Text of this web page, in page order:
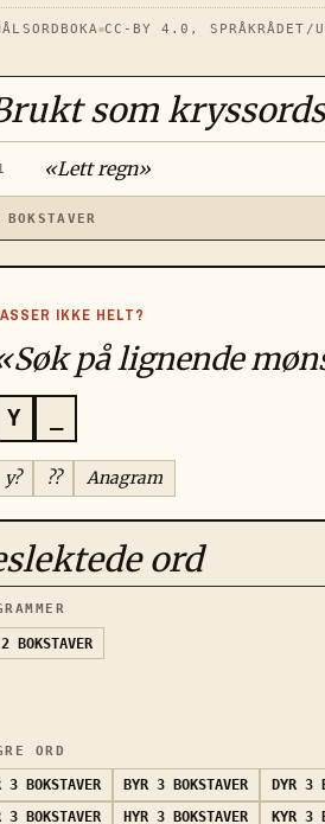
CC-BY 4.0, SPRÅKRÅDET/
som
«Lett regn»
BOKSTAVER
IKKE HELT?
på lignende
Y
y? ?? Anagram
ord
2 BOKSTAVER
ORD
3 BOKSTAVER BYR 3 BOKSTAVER DYR 3
3 BOKSTAVER HYR 3 BOKSTAVER KYR 3